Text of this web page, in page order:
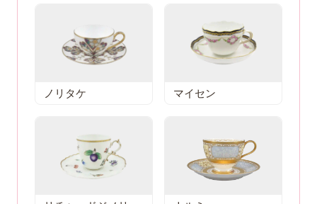
ノリタケ マイセン